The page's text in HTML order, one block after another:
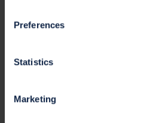
Preferences
Statistics
Marketing
bosbouwmachines. We helpen
te verleggen van wat mogelijk
sprong voorwaarts te maken.
producten, waaronder de John
tractor, See & Spray™ en de E-
slechts enkele van de manieren